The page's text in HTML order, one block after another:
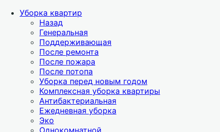
Уборка квартир
Назад
Генеральная
Поддерживающая
После ремонта
После пожара
После потопа
Уборка перед новым годом
Комплексная уборка квартиры
Антибактериальная
Ежедневная уборка
Эко
Однокомнатной